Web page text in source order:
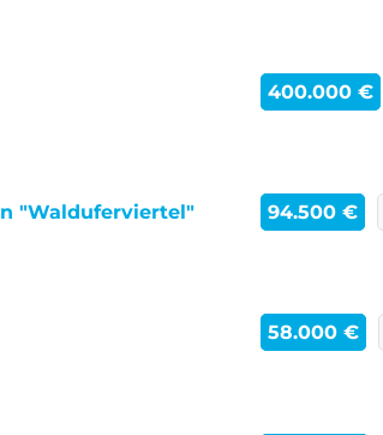
400.000 €
"Walduferviertel"
94.500 €
58.000 €